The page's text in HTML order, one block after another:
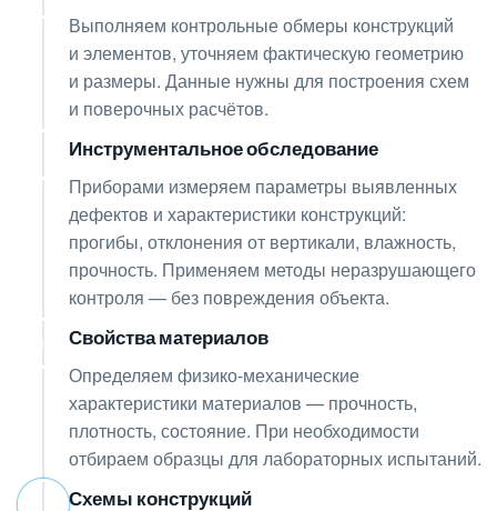
Выполняем контрольные обмеры конструкций
и элементов, уточняем фактическую геометрию
и размеры. Данные нужны для построения схем
и поверочных расчётов.
Инструментальное обследование
Приборами измеряем параметры выявленных
дефектов и характеристики конструкций:
прогибы, отклонения от вертикали, влажность,
прочность. Применяем методы неразрушающего
контроля — без повреждения объекта.
05 Свойства материалов
Определяем физико-механические
характеристики материалов — прочность,
плотность, состояние. При необходимости
отбираем образцы для лабораторных испытаний.
Схемы конструкций